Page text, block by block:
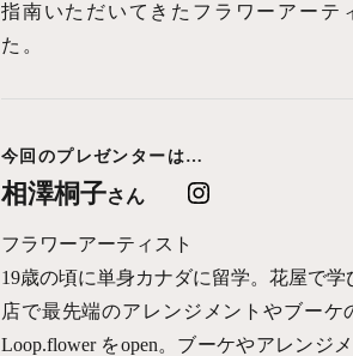
指南いただいてきたフラワーアーテ
た。
今回のプレゼンターは…
相澤桐子さん
フラワーアーティスト
19歳の頃に単身カナダに留学。花屋で
店で最先端のアレンジメントやブー
Loop.flower をopen。ブーケやアレン